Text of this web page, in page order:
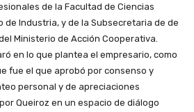
de la Facultad de Ciencias
de Industria, y de la Subsecretaria de de
Ministerio de Acción Cooperativa.
en lo que plantea el empresario, como
fue el que aprobó por consenso y
personal y de apreciaciones
Queiroz en un espacio de diálogo